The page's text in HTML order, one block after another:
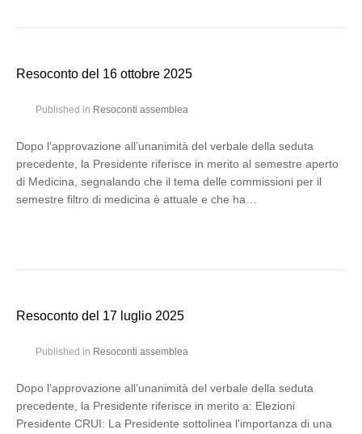
Resoconto del 16 ottobre 2025
Published in Resoconti assemblea
Dopo l’approvazione all’unanimità del verbale della seduta
precedente, la Presidente riferisce in merito al semestre aperto
di Medicina, segnalando che il tema delle commissioni per il
semestre filtro di medicina è attuale e che ha…
Resoconto del 17 luglio 2025
Published in Resoconti assemblea
Dopo l’approvazione all’unanimità del verbale della seduta
precedente, la Presidente riferisce in merito a: Elezioni
Presidente CRUI: La Presidente sottolinea l'importanza di una